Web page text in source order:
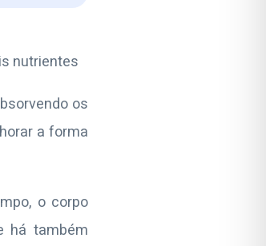
nutrientes
os
a forma
o corpo
há também